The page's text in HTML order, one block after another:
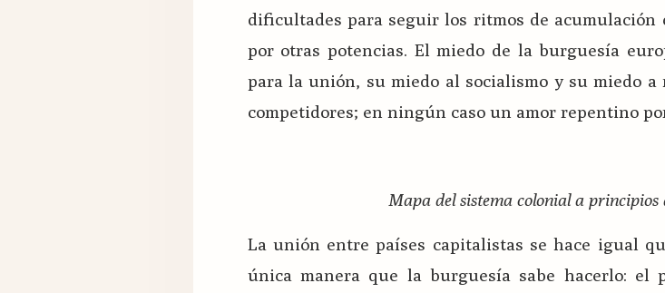
dificultades para seguir los ritmos de acumulación
por otras potencias. El miedo de la burguesía
para la unión, su miedo al socialismo y su miedo
competidores; en ningún caso un amor repentino
Mapa del sistema colonial a principios
La unión entre países capitalistas se hace igual
única manera que la burguesía sabe hacerlo: el